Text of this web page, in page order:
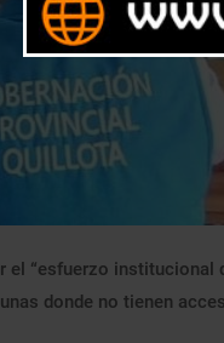
“esfuerzo institucional
donde no tienen